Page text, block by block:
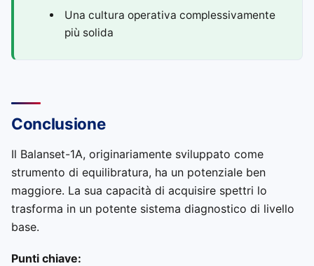
Una cultura operativa complessivamente
più solida
Conclusione
Il Balanset-1A, originariamente sviluppato come
strumento di equilibratura, ha un potenziale ben
maggiore. La sua capacità di acquisire spettri lo
trasforma in un potente sistema diagnostico di livello
base.
Punti chiave: